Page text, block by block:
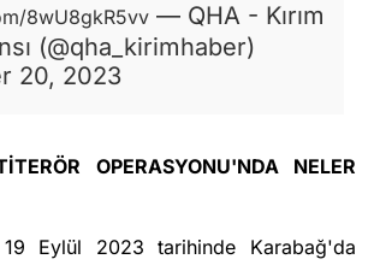
8wU8gkR5vv — QHA - Kırım
(@qha_kirimhaber)
20, 2023
OPERASYONU'NDA NELER
19 Eylül 2023 tarihinde Karabağ'da